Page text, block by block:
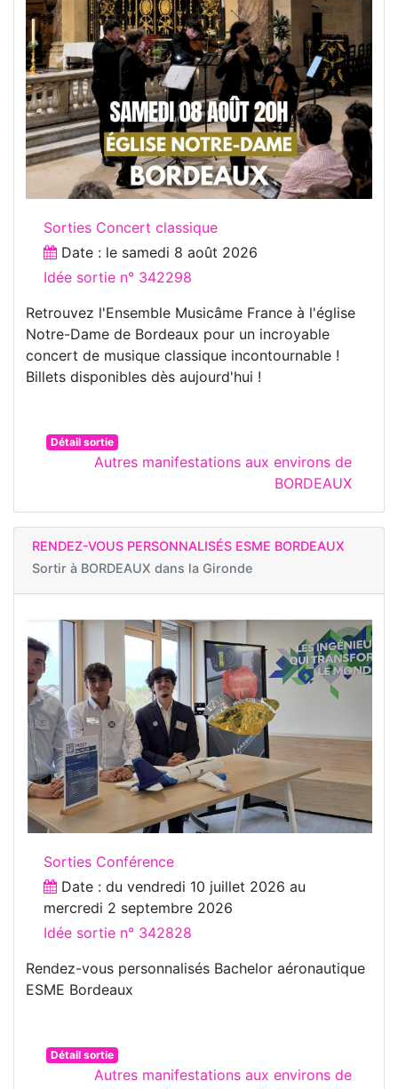
Sorties Concert classique
Date : le samedi 8 août 2026
Idée sortie n° 342298
Retrouvez l'Ensemble Musicâme France à l'église
Notre-Dame de Bordeaux pour un incroyable
concert de musique classique incontournable !
Billets disponibles dès aujourd'hui !
Détail sortie
Autres manifestations aux environs de
BORDEAUX
RENDEZ-VOUS PERSONNALISÉS ESME BORDEAUX
Sortir à BORDEAUX dans la Gironde
Sorties Conférence
Date : du vendredi 10 juillet 2026 au
mercredi 2 septembre 2026
Idée sortie n° 342828
Rendez-vous personnalisés Bachelor aéronautique
ESME Bordeaux
Détail sortie
Autres manifestations aux environs de